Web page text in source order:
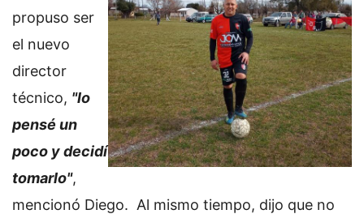
propuso ser
el nuevo
director
técnico, "lo
pensé un
poco y decidí
tomarlo",
mencionó Diego. Al mismo tiempo, dijo que no